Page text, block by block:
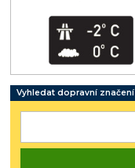
Vyhledat dopravní značení